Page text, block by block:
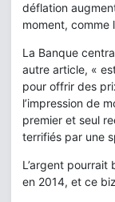
déflation
moment, comme
La Banque
autre article, «
pour offrir des
l’impression de
premier et seul
terrifiés par une
L’argent pourrait
en 2014, et ce